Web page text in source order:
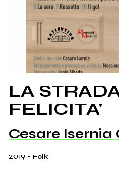
LA
FELICITA'
Cesare Isernia
2019 - Folk